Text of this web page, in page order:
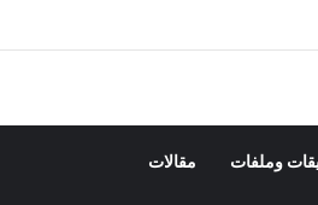
وملفات مقالات